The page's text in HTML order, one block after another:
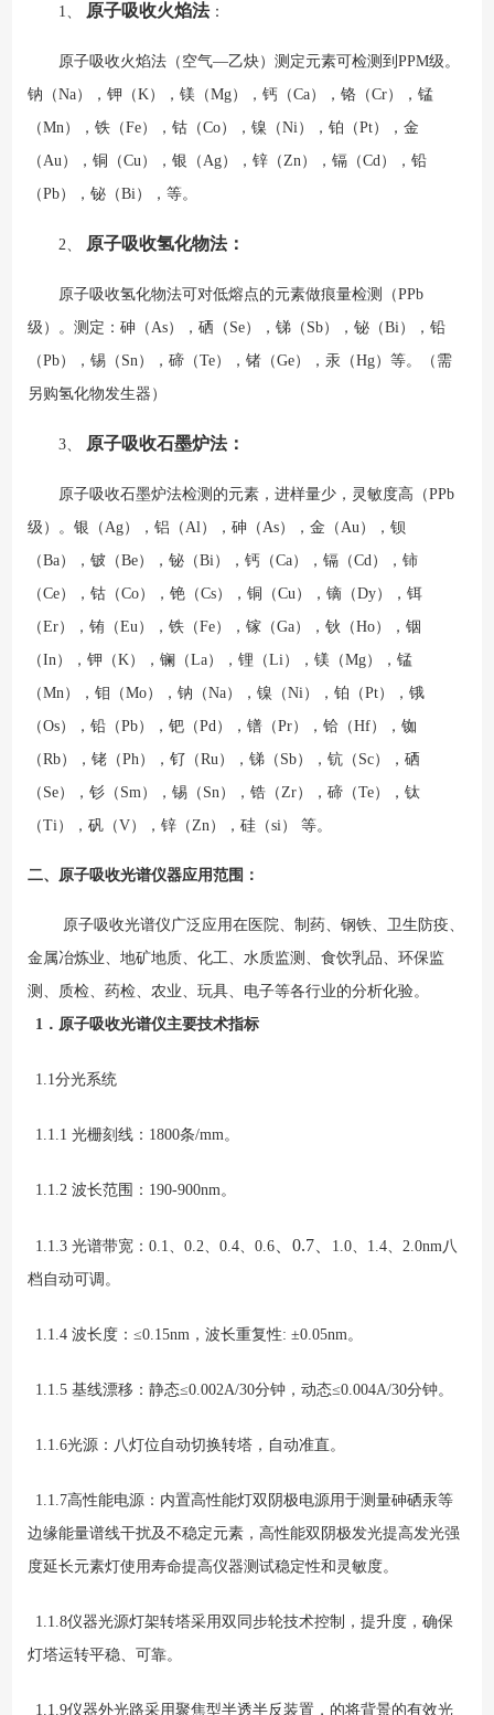
1、 原子吸收火焰法：
原子吸收火焰法（空气—乙炔）测定元素可检测到PPM级。
钠（Na），钾（K），镁（Mg），钙（Ca），铬（Cr），锰
（Mn），铁（Fe），钴（Co），镍（Ni），铂（Pt），金
（Au），铜（Cu），银（Ag），锌（Zn），镉（Cd），铅
（Pb），铋（Bi），等。
2、 原子吸收氢化物法：
原子吸收氢化物法可对低熔点的元素做痕量检测（PPb
级）。测定：砷（As），硒（Se），锑（Sb），铋（Bi），铅
（Pb），锡（Sn），碲（Te），锗（Ge），汞（Hg）等。（需
另购氢化物发生器）
3、 原子吸收石墨炉法：
原子吸收石墨炉法检测的元素，进样量少，灵敏度高（PPb
级）。银（Ag），铝（Al），砷（As），金（Au），钡
（Ba），铍（Be），铋（Bi），钙（Ca），镉（Cd），铈
（Ce），钴（Co），铯（Cs），铜（Cu），镝（Dy），铒
（Er），铕（Eu），铁（Fe），镓（Ga），钬（Ho），铟
（In），钾（K），镧（La），锂（Li），镁（Mg），锰
（Mn），钼（Mo），钠（Na），镍（Ni），铂（Pt），锇
（Os），铅（Pb），钯（Pd），镨（Pr），铪（Hf），铷
（Rb），铑（Ph），钌（Ru），锑（Sb），钪（Sc），硒
（Se），钐（Sm），锡（Sn），锆（Zr），碲（Te），钛
（Ti），矾（V），锌（Zn），硅（si） 等。
二、原子吸收光谱仪器应用范围：
原子吸收光谱仪广泛应用在医院、制药、钢铁、卫生防疫、
金属冶炼业、地矿地质、化工、水质监测、食饮乳品、环保监
测、质检、药检、农业、玩具、电子等各行业的分析化验。
1． 原子吸收光谱仪主要技术指标
1.1分光系统
1.1.1 光栅刻线：1800条/mm。
1.1.2 波长范围：190-900nm。
1.1.3 光谱带宽：0.1、0.2、0.4、0.6、0.7、
1.0、1.4、2.0nm八
档自动可调。
1.1.4 波长度：≤0.15nm，波长重复性: ±0.05nm。
1.1.5 基线漂移：静态≤0.002A/30分钟，动态≤0.004A/30分钟。
1.1.6光源：八灯位自动切换转塔，自动准直。
1.1.7高性能电源：内置高性能灯双阴极电源用于测量砷硒汞等
边缘能量谱线干扰及不稳定元素，高性能双阴极发光提高发光强
度延长元素灯使用寿命提高仪器测试稳定性和灵敏度。
1.1.8仪器光源灯架转塔采用双同步轮技术控制，提升度，确保
灯塔运转平稳、可靠。
1.1.9仪器外光路采用聚焦型半透半反装置，的将背景的有效光